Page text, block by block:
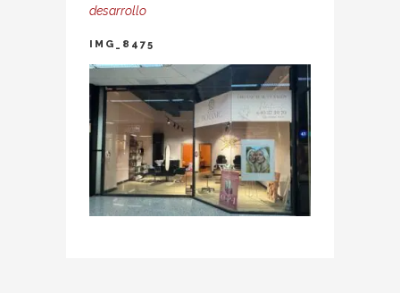
desarrollo
IMG_8475